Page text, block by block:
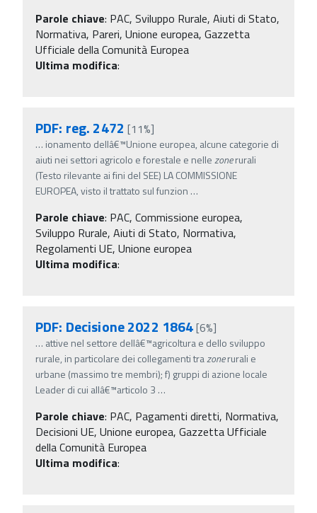
Parole chiave: PAC, Sviluppo Rurale, Aiuti di Stato,
Normativa, Pareri, Unione europea, Gazzetta
Ufficiale della Comunità Europea
Ultima modifica:
PDF: reg. 2472 [11%]
… ionamento dellâ€™Unione europea, alcune categorie di
aiuti nei settori agricolo e forestale e nellezonerurali
(Testo rilevante ai fini del SEE) LA COMMISSIONE
EUROPEA, visto il trattato sul funzion …
Parole chiave: PAC, Commissione europea,
Sviluppo Rurale, Aiuti di Stato, Normativa,
Regolamenti UE, Unione europea
Ultima modifica:
PDF: Decisione 2022 1864[6%]
… attive nel settore dellâ€™agricoltura e dello sviluppo
rurale, in particolare dei collegamenti trazonerurali e
urbane (massimo tre membri); f) gruppi di azione locale
Leader di cui allâ€™articolo 3 …
Parole chiave: PAC, Pagamenti diretti, Normativa,
Decisioni UE, Unione europea, Gazzetta Ufficiale
della Comunità Europea
Ultima modifica: